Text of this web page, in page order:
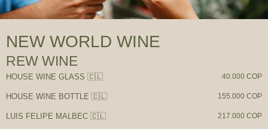
NEW WORLD WINE
REW WINE
HOUSE WINE GLASS 🇨🇱 40.000 COP
HOUSE WINE BOTTLE 🇨🇱 155.000 COP
LUIS FELIPE MALBEC 🇨🇱 217.000 COP